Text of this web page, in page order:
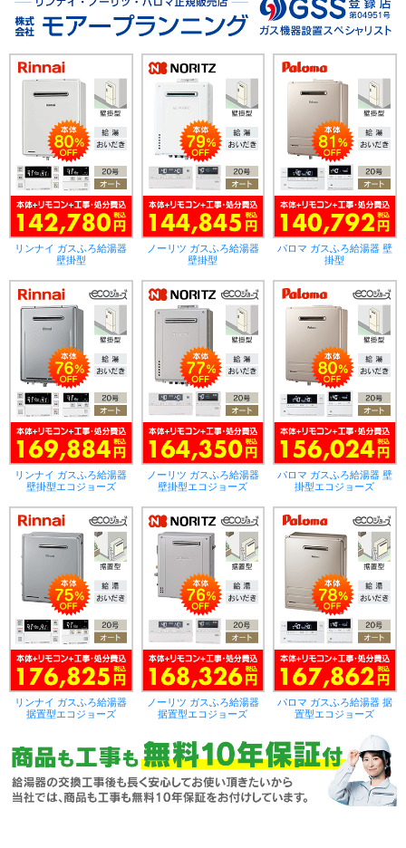
リンナイ ガスふろ給湯器
壁掛型
ノーリツ ガスふろ給湯器
壁掛型
パロマ ガスふろ給湯器 壁
掛型
リンナイ ガスふろ給湯器
壁掛型エコジョーズ
ノーリツ ガスふろ給湯器
壁掛型エコジョーズ
パロマ ガスふろ給湯器 壁
掛型エコジョーズ
リンナイ ガスふろ給湯器
据置型エコジョーズ
ノーリツ ガスふろ給湯器
据置型エコジョーズ
パロマ ガスふろ給湯器 据
置型エコジョーズ